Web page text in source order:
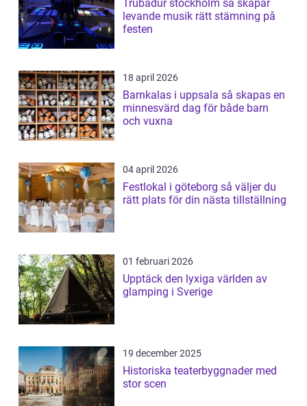
Trubadur stockholm så skapar
levande musik rätt stämning på
festen
18 april 2026
Barnkalas i uppsala så skapas en
minnesvärd dag för både barn
och vuxna
04 april 2026
Festlokal i göteborg så väljer du
rätt plats för din nästa tillställning
01 februari 2026
Upptäck den lyxiga världen av
glamping i Sverige
19 december 2025
Historiska teaterbyggnader med
stor scen